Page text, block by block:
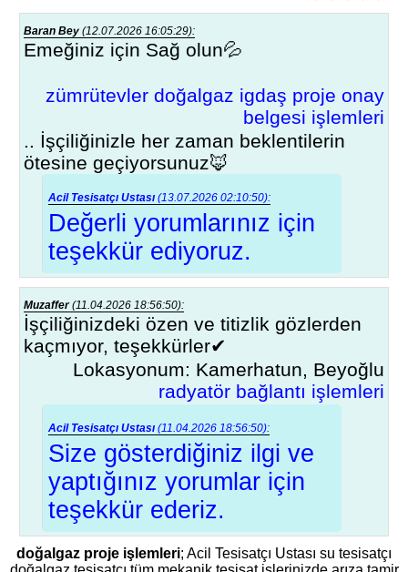
Baran Bey (12.07.2026 16:05:29):
Emeğiniz için Sağ olun💦
zümrütevler doğalgaz igdaş proje onay
belgesi işlemleri
.. İşçiliğinizle her zaman beklentilerin
ötesine geçiyorsunuz🦊
Acil Tesisatçı Ustası (13.07.2026 02:10:50):
Değerli yorumlarınız için
teşekkür ediyoruz.
Muzaffer(11.04.2026 18:56:50):
İşçiliğinizdeki özen ve titizlik gözlerden
kaçmıyor, teşekkürler✔
Lokasyonum: Kamerhatun, Beyoğlu
radyatör bağlantı işlemleri
Acil Tesisatçı Ustası (11.04.2026 18:56:50):
Size gösterdiğiniz ilgi ve
yaptığınız yorumlar için
teşekkür ederiz.
doğalgaz proje işlemleri; Acil Tesisatçı Ustası su tesisatçı